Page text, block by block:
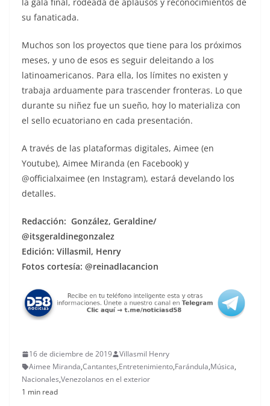
su fanaticada.
Muchos son los proyectos que tiene para los próximos
meses, y uno de esos es seguir deleitando a los
latinoamericanos. Para ella, los límites no existen y
trabaja arduamente para trascender fronteras. Lo que
durante su niñez fue un sueño, hoy lo materializa con
el sello ecuatoriano en cada presentación.
A través de las plataformas digitales, Aimee (en
Youtube), Aimee Miranda (en Facebook) y
@officialxaimee (en Instagram), estará develando los
detalles.
Redacción: González, Geraldine/
@itsgeraldinegonzalez
Edición: Villasmil, Henry
Fotos cortesía: @reinadlacancion
16 de diciembre de 2019
Villasmil Henry
Aimee Miranda,Cantantes,Entretenimiento,Farándula,Música,
Nacionales,Venezolanos en el exterior
1 min read